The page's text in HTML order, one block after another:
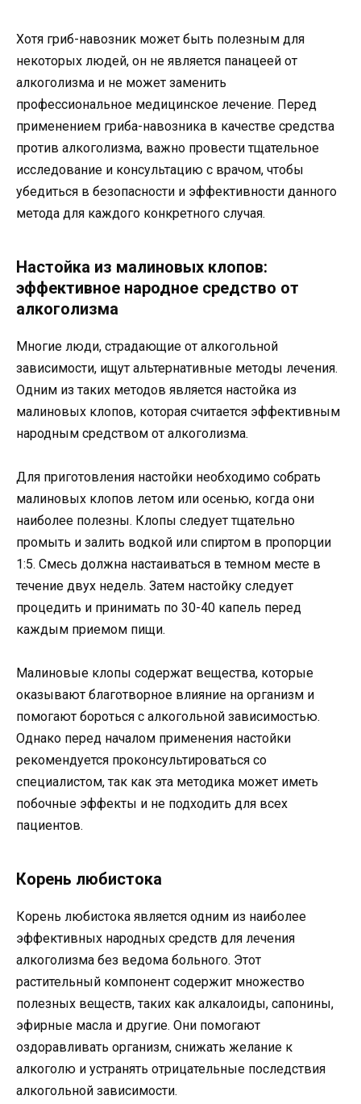
Хотя гриб-навозник может быть полезным для
некоторых людей, он не является панацеей от
алкоголизма и не может заменить
профессиональное медицинское лечение. Перед
применением гриба-навозника в качестве средства
против алкоголизма, важно провести тщательное
исследование и консультацию с врачом, чтобы
убедиться в безопасности и эффективности данного
метода для каждого конкретного случая.
Настойка из малиновых клопов:
эффективное народное средство от
алкоголизма
Многие люди, страдающие от алкогольной
зависимости, ищут альтернативные методы лечения.
Одним из таких методов является настойка из
малиновых клопов, которая считается эффективным
народным средством от алкоголизма.
Для приготовления настойки необходимо собрать
малиновых клопов летом или осенью, когда они
наиболее полезны. Клопы следует тщательно
промыть и залить водкой или спиртом в пропорции
1:5. Смесь должна настаиваться в темном месте в
течение двух недель. Затем настойку следует
процедить и принимать по 30-40 капель перед
каждым приемом пищи.
Малиновые клопы содержат вещества, которые
оказывают благотворное влияние на организм и
помогают бороться с алкогольной зависимостью.
Однако перед началом применения настойки
рекомендуется проконсультироваться со
специалистом, так как эта методика может иметь
побочные эффекты и не подходить для всех
пациентов.
Корень любистока
Корень любистока является одним из наиболее
эффективных народных средств для лечения
алкоголизма без ведома больного. Этот
растительный компонент содержит множество
полезных веществ, таких как алкалоиды, сапонины,
эфирные масла и другие. Они помогают
оздоравливать организм, снижать желание к
алкоголю и устранять отрицательные последствия
алкогольной зависимости.